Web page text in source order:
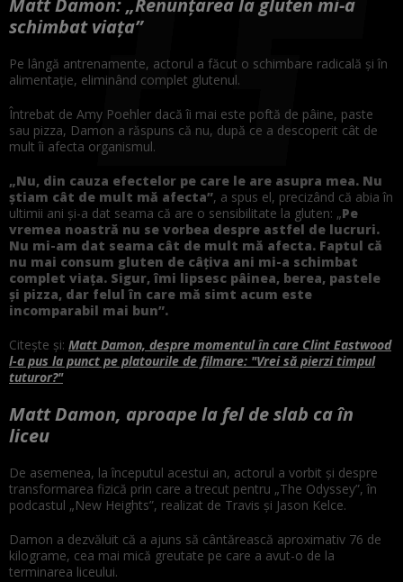
Matt Damon: „Renunțarea la gluten mi-a
schimbat viața”
Pe lângă antrenamente, actorul a făcut o schimbare radicală și în
alimentație, eliminând complet glutenul.
Întrebat de Amy Poehler dacă îi mai este poftă de pâine, paste
sau pizza, Damon a răspuns că nu, după ce a descoperit cât de
mult îi afecta organismul.
„Nu, din cauza efectelor pe care le are asupra mea. Nu
știam cât de mult mă afecta”, a spus el, precizând că abia în
ultimii ani și-a dat seama că are o sensibilitate la gluten: „Pe
vremea noastră nu se vorbea despre astfel de lucruri.
Nu mi-am dat seama cât de mult mă afecta. Faptul că
nu mai consum gluten de câțiva ani mi-a schimbat
complet viața. Sigur, îmi lipsesc pâinea, berea, pastele
și pizza, dar felul în care mă simt acum este
incomparabil mai bun”.
Citește și: Matt Damon, despre momentul în care Clint Eastwood
l-a pus la punct pe platourile de filmare: "Vrei să pierzi timpul
tuturor?"
Matt Damon, aproape la fel de slab ca în
liceu
De asemenea, la începutul acestui an, actorul a vorbit și despre
transformarea fizică prin care a trecut pentru „The Odyssey”, în
podcastul „New Heights”, realizat de Travis și Jason Kelce.
Damon a dezvăluit că a ajuns să cântărească aproximativ 76 de
kilograme, cea mai mică greutate pe care a avut-o de la
terminarea liceului.